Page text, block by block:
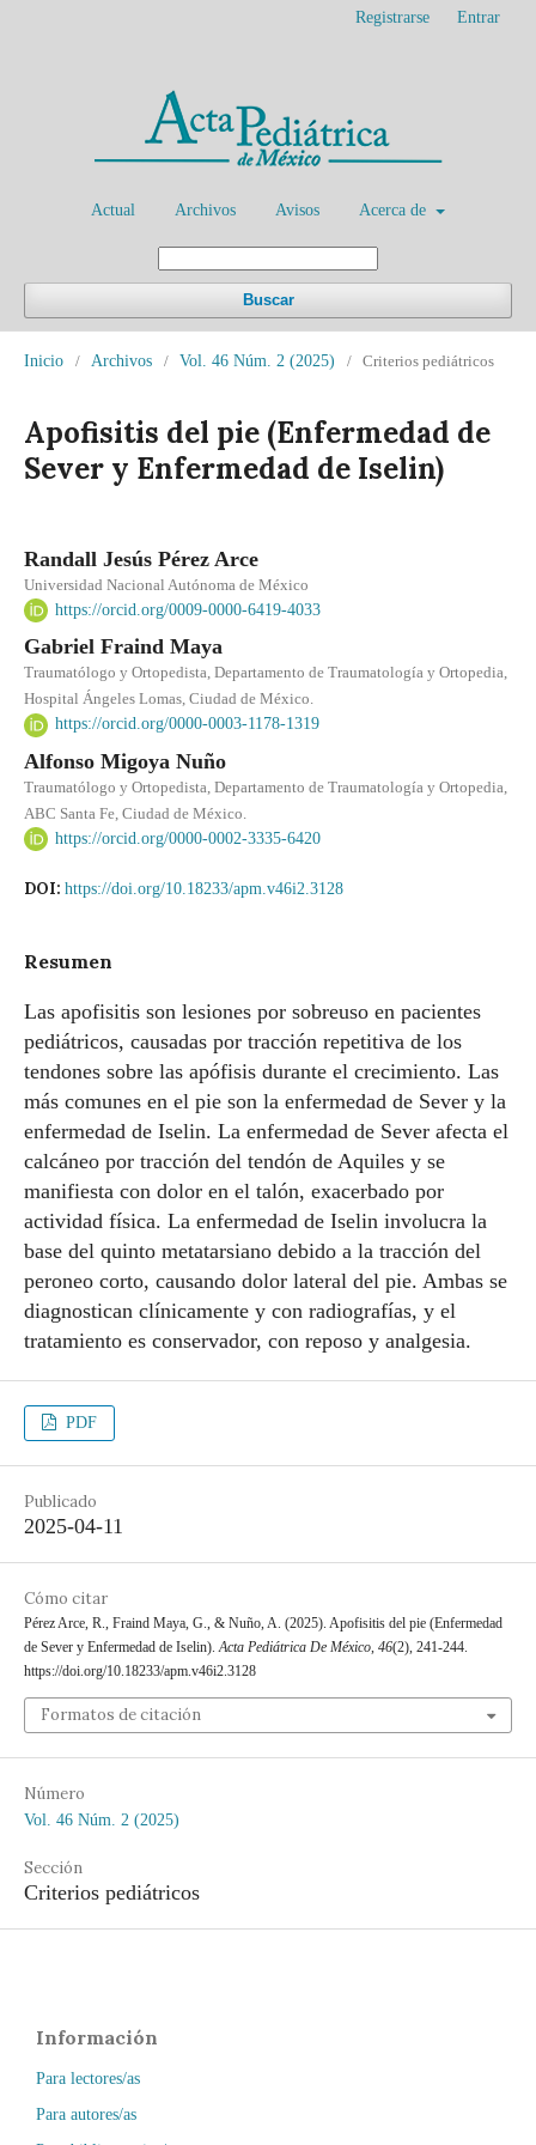
Actual Archivos Avisos Acerca de
Buscar
Registrarse Entrar
Inicio / Archivos / Vol. 46 Núm. 2 (2025) / Criterios pediátricos
Apofisitis del pie (Enfermedad de
Sever y Enfermedad de Iselin)
Randall Jesús Pérez Arce
Universidad Nacional Autónoma de México
https://orcid.org/0009-0000-6419-4033
Gabriel Fraind Maya
Traumatólogo y Ortopedista, Departamento de Traumatología y Ortopedia,
Hospital Ángeles Lomas, Ciudad de México.
https://orcid.org/0000-0003-1178-1319
Alfonso Migoya Nuño
Traumatólogo y Ortopedista, Departamento de Traumatología y Ortopedia,
ABC Santa Fe, Ciudad de México.
https://orcid.org/0000-0002-3335-6420
DOI: https://doi.org/10.18233/apm.v46i2.3128
Resumen
Las apofisitis son lesiones por sobreuso en pacientes
pediátricos, causadas por tracción repetitiva de los
tendones sobre las apófisis durante el crecimiento. Las
más comunes en el pie son la enfermedad de Sever y la
enfermedad de Iselin. La enfermedad de Sever afecta el
calcáneo por tracción del tendón de Aquiles y se
manifiesta con dolor en el talón, exacerbado por
actividad física. La enfermedad de Iselin involucra la
base del quinto metatarsiano debido a la tracción del
peroneo corto, causando dolor lateral del pie. Ambas se
diagnostican clínicamente y con radiografías, y el
tratamiento es conservador, con reposo y analgesia.
PDF
Publicado
2025-04-11
Cómo citar
Pérez Arce, R., Fraind Maya, G., & Nuño, A. (2025). Apofisitis del pie (Enfermedad
de Sever y Enfermedad de Iselin). Acta Pediátrica De México 46(2), 241-244.
https://doi.org/10.18233/apm.v46i2.3128
Formatos de citación
Número
Vol. 46 Núm. 2 (2025)
Sección
Criterios pediátricos
Información
Para lectores/as
Para autores/as